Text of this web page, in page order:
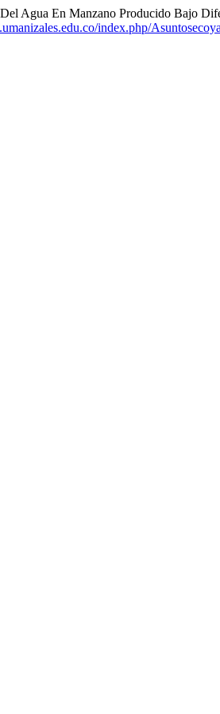
Agua En Manzano Producido Bajo
index.php/